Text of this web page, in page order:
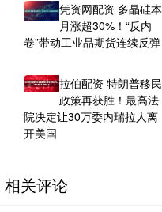
凭资网配资 多晶硅本
月涨超30%！“反内
卷”带动工业品期货连续反弹
拉伯配资 特朗普移民
政策再获胜！最高法
院决定让30万委内瑞拉人离
开美国
相关评论